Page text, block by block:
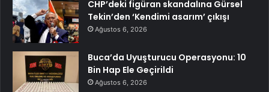
CHP’deki figüran skandalına Gürsel
Tekin’den ‘Kendimi asarım’ çıkışı
Ağustos 6, 2026
Buca’da Uyuşturucu Operasyonu: 10
Bin Hap Ele Geçirildi
Ağustos 6, 2026